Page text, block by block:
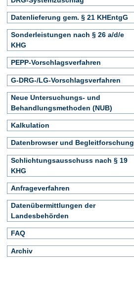
Datenlieferung gem. § 21 KHEntgG
Sonderleistungen nach § 26 a/d/e
KHG
PEPP-Vorschlagsverfahren
G-DRG-/LG-Vorschlagsverfahren
Neue Untersuchungs- und
Behandlungsmethoden (NUB)
Kalkulation
Datenbrowser und Begleitforschung
Schlichtungsausschuss nach § 19
KHG
Anfrageverfahren
Datenübermittlungen der
Landesbehörden
FAQ
Archiv